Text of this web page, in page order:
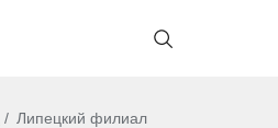
Липецкий филиал